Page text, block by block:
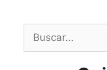
contenido
Buscar: